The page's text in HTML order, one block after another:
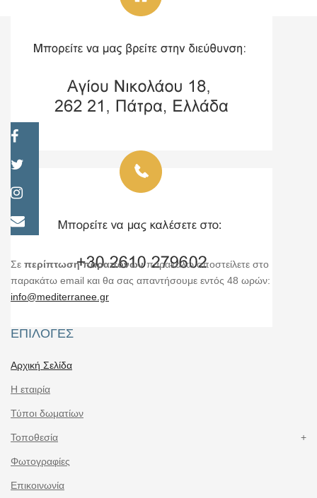
Σε περίπτωση παραπόνωνπαρακαλώ αποστείλετε στο
παρακάτω email και θα σας απαντήσουμε εντός 48 ωρών:
info@mediterranee.gr
ΕΠΙΛΟΓΈΣ
Αρχική Σελίδα
Η εταιρία
Τύποι δωματίων
Τοποθεσία
Φωτογραφίες
Επικοινωνία